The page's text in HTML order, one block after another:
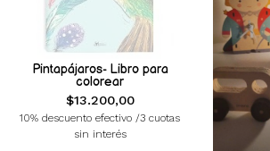
Pintapájaros- Libro para
colorear
$13.200,00
10% descuento efectivo /3 cuotas
sin interés